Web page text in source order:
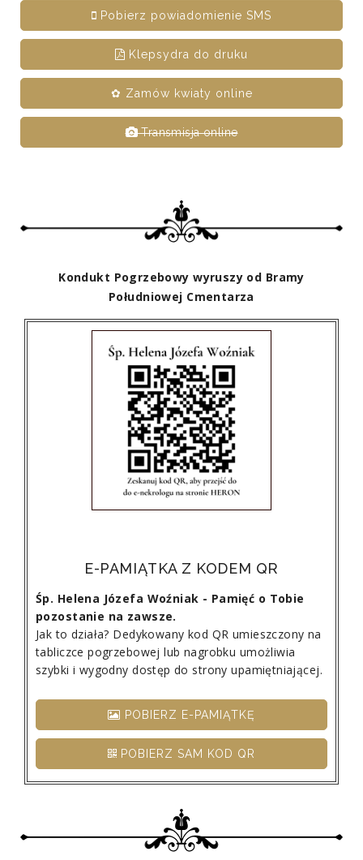
Pobierz powiadomienie SMS
Klepsydra do druku
✿ Zamów kwiaty online
Transmisja online
Kondukt Pogrzebowy wyruszy od Bramy
Południowej Cmentarza
E-PAMIĄTKA Z KODEM QR
Śp. Helena Józefa Woźniak - Pamięć o Tobie
pozostanie na zawsze.
Jak to działa? Dedykowany kod QR umieszczony na
tabliczce pogrzebowej lub nagrobku umożliwia
szybki i wygodny dostęp do strony upamiętniającej.
POBIERZ E-PAMIĄTKĘ
POBIERZ SAM KOD QR